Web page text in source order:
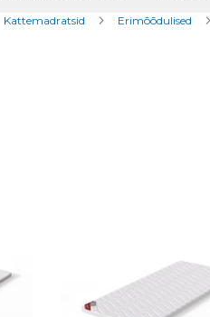
Kattemadratsid Erimõõdulised